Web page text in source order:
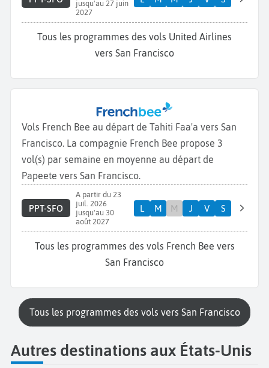
jusqu'au 27 juin
2027
Tous les programmes des vols United Airlines
vers San Francisco
Vols French Bee au départ de Tahiti Faa'a vers San
Francisco. La compagnie French Bee propose 3
vol(s) par semaine en moyenne au départ de
Papeete vers San Francisco.
PPT-SFO
A partir du 23
juil. 2026
jusqu'au 30
août 2027
L M M J V S
Tous les programmes des vols French Bee vers
San Francisco
Tous les programmes des vols vers San Francisco
Autres destinations aux États-Unis